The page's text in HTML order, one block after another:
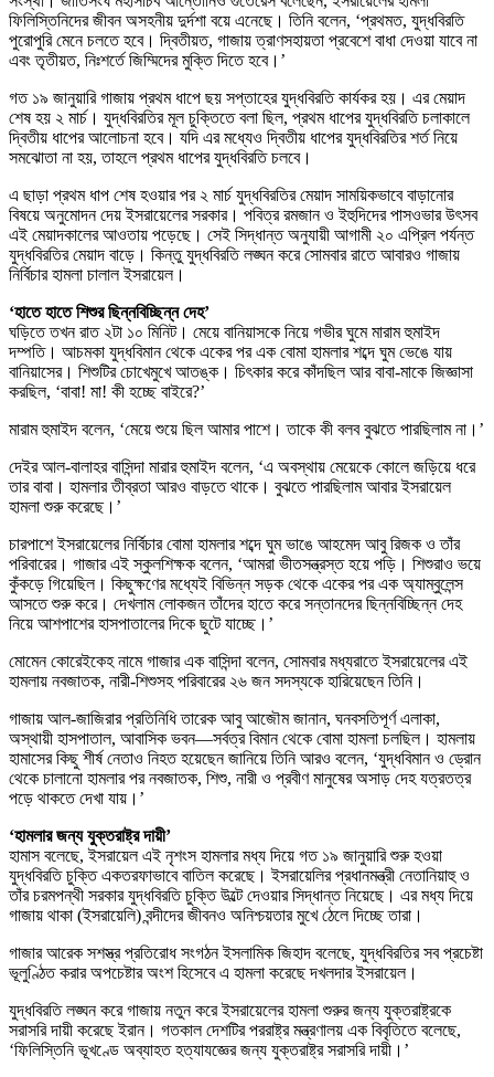
ফিলিস্তিনিদের জীবন অসহনীয় দুর্দশা বয়ে এনেছে। তিনি বলেন, ‘প্রথমত, যুদ্ধবিরতি
পুরোপুরি মেনে চলতে হবে। দ্বিতীয়ত, গাজায় ত্রাণসহায়তা প্রবেশে বাধা দেওয়া যাবে না
এবং তৃতীয়ত, নিঃশর্তে জিম্মিদের মুক্তি দিতে হবে।’
গত ১৯ জানুয়ারি গাজায় প্রথম ধাপে ছয় সপ্তাহের যুদ্ধবিরতি কার্যকর হয়। এর মেয়াদ
শেষ হয় ২ মার্চ। যুদ্ধবিরতির মূল চুক্তিতে বলা ছিল, প্রথম ধাপের যুদ্ধবিরতি চলাকালে
দ্বিতীয় ধাপের আলোচনা হবে। যদি এর মধ্যেও দ্বিতীয় ধাপের যুদ্ধবিরতির শর্ত নিয়ে
সমঝোতা না হয়, তাহলে প্রথম ধাপের যুদ্ধবিরতি চলবে।
এ ছাড়া প্রথম ধাপ শেষ হওয়ার পর ২ মার্চ যুদ্ধবিরতির মেয়াদ সাময়িকভাবে বাড়ানোর
বিষয়ে অনুমোদন দেয় ইসরায়েলের সরকার। পবিত্র রমজান ও ইহুদিদের পাসওভার উৎসব
এই মেয়াদকালের আওতায় পড়েছে। সেই সিদ্ধান্ত অনুযায়ী আগামী ২০ এপ্রিল পর্যন্ত
যুদ্ধবিরতির মেয়াদ বাড়ে। কিন্তু যুদ্ধবিরতি লঙ্ঘন করে সোমবার রাতে আবারও গাজায়
নির্বিচার হামলা চালাল ইসরায়েল।
‘হাতে হাতে শিশুর ছিন্নবিচ্ছিন্ন দেহ’
ঘড়িতে তখন রাত ২টা ১০ মিনিট। মেয়ে বানিয়াসকে নিয়ে গভীর ঘুমে মারাম হুমাইদ
দম্পতি। আচমকা যুদ্ধবিমান থেকে একের পর এক বোমা হামলার শব্দে ঘুম ভেঙে যায়
বানিয়াসের। শিশুটির চোখেমুখে আতঙ্ক। চিৎকার করে কাঁদছিল আর বাবা-মাকে জিজ্ঞাসা
করছিল, ‘বাবা! মা! কী হচ্ছে বাইরে?’
মারাম হুমাইদ বলেন, ‘মেয়ে শুয়ে ছিল আমার পাশে। তাকে কী বলব বুঝতে পারছিলাম না।’
দেইর আল-বালাহর বাসিন্দা মারার হুমাইদ বলেন, ‘এ অবস্থায় মেয়েকে কোলে জড়িয়ে ধরে
তার বাবা। হামলার তীব্রতা আরও বাড়তে থাকে। বুঝতে পারছিলাম আবার ইসরায়েল
হামলা শুরু করেছে।’
চারপাশে ইসরায়েলের নির্বিচার বোমা হামলার শব্দে ঘুম ভাঙে আহমেদ আবু রিজক ও তাঁর
পরিবারের। গাজার এই স্কুলশিক্ষক বলেন, ‘আমরা ভীতসন্ত্রস্ত হয়ে পড়ি। শিশুরাও ভয়ে
কুঁকড়ে গিয়েছিল। কিছুক্ষণের মধ্যেই বিভিন্ন সড়ক থেকে একের পর এক অ্যাম্বুলেন্স
আসতে শুরু করে। দেখলাম লোকজন তাঁদের হাতে করে সন্তানদের ছিন্নবিচ্ছিন্ন দেহ
নিয়ে আশপাশের হাসপাতালের দিকে ছুটে যাচ্ছে।’
মোমেন কোরেইকেহ নামে গাজার এক বাসিন্দা বলেন, সোমবার মধ্যরাতে ইসরায়েলের এই
হামলায় নবজাতক, নারী-শিশুসহ পরিবারের ২৬ জন সদস্যকে হারিয়েছেন তিনি।
গাজায় আল-জাজিরার প্রতিনিধি তারেক আবু আজৌম জানান, ঘনবসতিপূর্ণ এলাকা,
অস্থায়ী হাসপাতাল, আবাসিক ভবন—সর্বত্র বিমান থেকে বোমা হামলা চলছিল। হামলায়
হামাসের কিছু শীর্ষ নেতাও নিহত হয়েছেন জানিয়ে তিনি আরও বলেন, ‘যুদ্ধবিমান ও ড্রোন
থেকে চালানো হামলার পর নবজাতক, শিশু, নারী ও প্রবীণ মানুষের অসাড় দেহ যত্রতত্র
পড়ে থাকতে দেখা যায়।’
‘হামলার জন্য যুক্তরাষ্ট্র দায়ী’
হামাস বলেছে, ইসরায়েল এই নৃশংস হামলার মধ্য দিয়ে গত ১৯ জানুয়ারি শুরু হওয়া
যুদ্ধবিরতি চুক্তি একতরফাভাবে বাতিল করেছে। ইসরায়েলির প্রধানমন্ত্রী নেতানিয়াহু ও
তাঁর চরমপন্থী সরকার যুদ্ধবিরতি চুক্তি উল্টে দেওয়ার সিদ্ধান্ত নিয়েছে। এর মধ্য দিয়ে
গাজায় থাকা (ইসরায়েলি) বন্দীদের জীবনও অনিশ্চয়তার মুখে ঠেলে দিচ্ছে তারা।
গাজার আরেক সশস্ত্র প্রতিরোধ সংগঠন ইসলামিক জিহাদ বলেছে, যুদ্ধবিরতির সব প্রচেষ্টা
ভূলুণ্ঠিত করার অপচেষ্টার অংশ হিসেবে এ হামলা করেছে দখলদার ইসরায়েল।
যুদ্ধবিরতি লঙ্ঘন করে গাজায় নতুন করে ইসরায়েলের হামলা শুরুর জন্য যুক্তরাষ্ট্রকে
সরাসরি দায়ী করেছে ইরান। গতকাল দেশটির পররাষ্ট্র মন্ত্রণালয় এক বিবৃতিতে বলেছে,
‘ফিলিস্তিনি ভূখণ্ডে অব্যাহত হত্যাযজ্ঞের জন্য যুক্তরাষ্ট্র সরাসরি দায়ী।’